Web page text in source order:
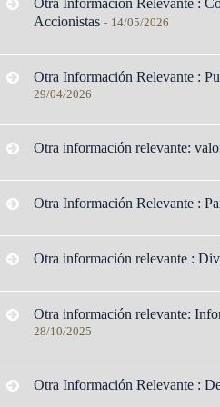
Otra Información Relevante :
Accionistas - 14/05/2026
Otra Información Relevante :
29/04/2026
Otra información relevante:
Otra Información Relevante :
Otra información relevante :
Otra información relevante:
28/10/2025
Otra Información Relevante :